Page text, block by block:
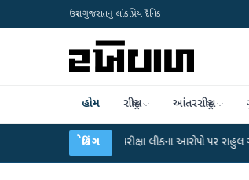
ઉત્તર ગુજરાતનું લોકપ્રિય દૈનિક
હોમ રાષ્ટ્રીય આંતરરાષ્ટ્રીય
બ્રેકિંગ
UGC-NET પરીક્ષા લીકના આરોપો પર રાહુલ ગાંધીએ કેન્દ્ર પર